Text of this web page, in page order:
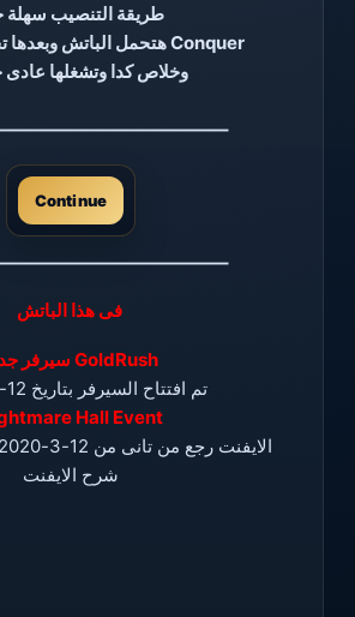
طريقة التنصيب سهلة
هتحمل الباتش وبعدها تحدد مكان لعبة Conquer
وخلاص كدا وتشغلها
Continue
فى هذا الباتش
سيرفر جديد GoldRush
تم افتتاح السيرفر بتاريخ 12-3-2020
Hall Event
الايفنت رجع من تانى من 12-3-2020 الى 31-3-2020
شرح الايفنت